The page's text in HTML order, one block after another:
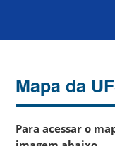
Mapa da
Para acessar o